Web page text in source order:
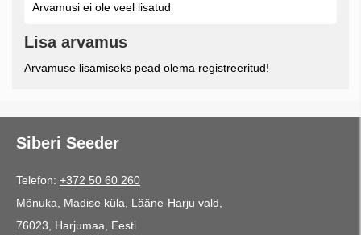
Arvamusi ei ole veel lisatud
Lisa arvamus
Arvamuse lisamiseks pead olema registreeritud!
Siberi Seeder
Telefon: +372 50 60 260
Mõnuka, Madise küla, Lääne-Harju vald,
76023, Harjumaa, Eesti